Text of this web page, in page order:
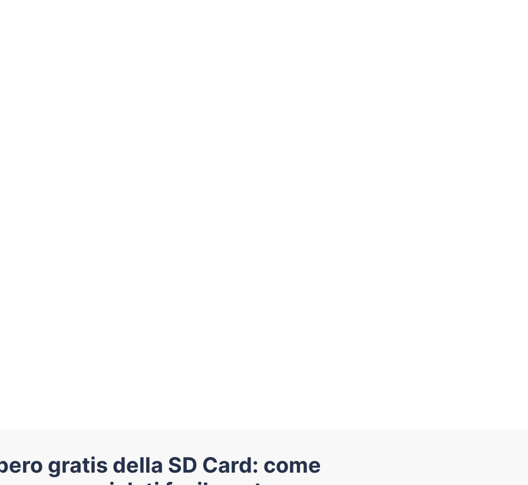
gratis della SD Card: come